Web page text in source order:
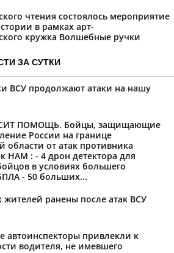
чтения состоялось мероприятие
в рамках арт-
кружка Волшебные ручки
ЗА СУТКИ
ВСУ продолжают атаки на нашу
ПОМОЩЬ. Бойцы, защищающие
России на границе
области от атак противника
НАМ : - 4 дрон детектора для
в условиях большего
- 50 больших...
ранены после атак ВСУ
автоинспекторы привлекли к
водителя, не имевшего